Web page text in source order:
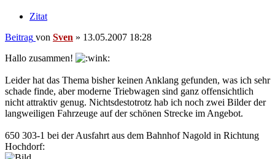
Zitat
Beitrag von Sven » 13.05.2007 18:28
Hallo zusammen!
Leider hat das Thema bisher keinen Anklang gefunden, was ich sehr
schade finde, aber moderne Triebwagen sind ganz offensichtlich
nicht attraktiv genug. Nichtsdestotrotz hab ich noch zwei Bilder der
langweiligen Fahrzeuge auf der schönen Strecke im Angebot.
650 303-1 bei der Ausfahrt aus dem Bahnhof Nagold in Richtung
Hochdorf: